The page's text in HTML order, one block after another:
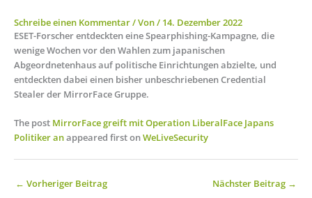
Schreibe einen Kommentar/ Von/ 14. Dezember 2022
ESET-Forscher entdeckten eine Spearphishing-Kampagne, die
wenige Wochen vor den Wahlen zum japanischen
Abgeordnetenhaus auf politische Einrichtungen abzielte, und
entdeckten dabei einen bisher unbeschriebenen Credential
Stealer der MirrorFace Gruppe.
The post MirrorFace greift mit Operation LiberalFace Japans
Politiker anappeared first onWeLiveSecurity
← Vorheriger Beitrag Nächster Beitrag →